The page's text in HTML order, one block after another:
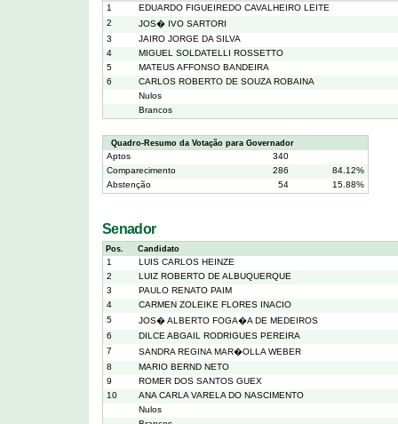
1
EDUARDO FIGUEIREDO CAVALHEIRO LEITE
2
JOS� IVO SARTORI
3
JAIRO JORGE DA SILVA
4
MIGUEL SOLDATELLI ROSSETTO
5
MATEUS AFFONSO BANDEIRA
6
CARLOS ROBERTO DE SOUZA ROBAINA
Nulos
Brancos
Quadro-Resumo da Votação para Governador
Aptos
340
Comparecimento
286
84.12%
Abstenção
54 15.88%
Senador
Pos. Candidato
1
LUIS CARLOS HEINZE
2
LUIZ ROBERTO DE ALBUQUERQUE
3
PAULO RENATO PAIM
4
CARMEN ZOLEIKE FLORES INACIO
5
JOS� ALBERTO FOGA�A DE MEDEIROS
6
DILCE ABGAIL RODRIGUES PEREIRA
7
SANDRA REGINA MAR�OLLA WEBER
8
MARIO BERND NETO
9
ROMER DOS SANTOS GUEX
10
ANA CARLA VARELA DO NASCIMENTO
Nulos